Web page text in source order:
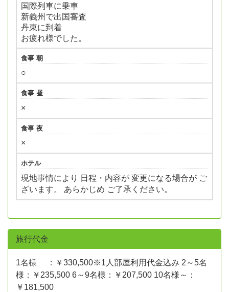
国際列車に乗車
新義州で出国審査
丹東に到着
お疲れ様でした。
食事 朝
○
食事 昼
×
食事 夜
×
ホテル
現地事情により 日程・内容が 変更になる場合が ご
ざいます。 あらかじめ ご了承ください。
旅行代金
1名様 ：￥330,500※1人部屋利用代金込み 2～5名
様：￥235,500 6～9名様：￥207,500 10名様～：
￥181,500